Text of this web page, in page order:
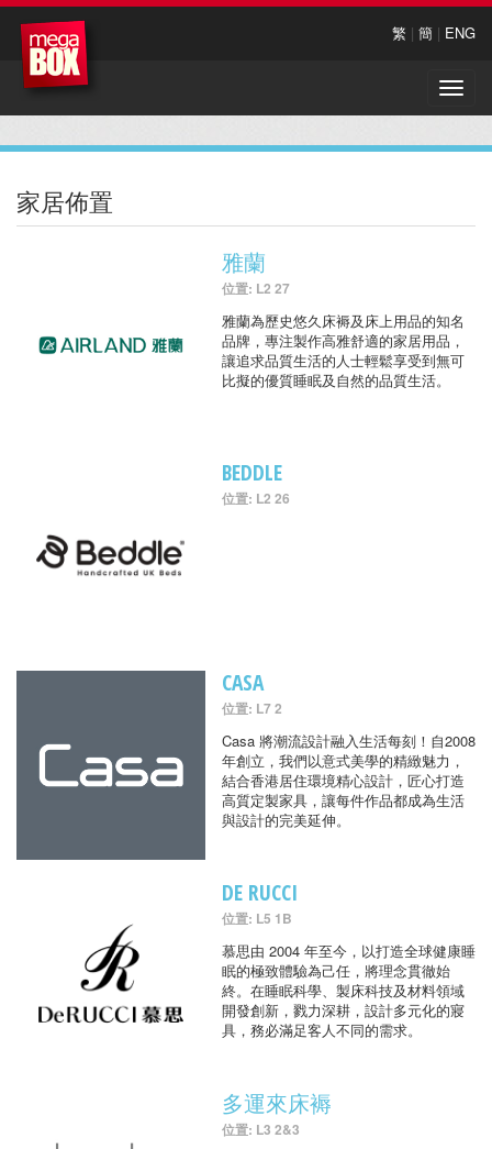
繁 | 簡 | ENG
Toggle
家居佈置
雅蘭
位置: L2 27
雅蘭為歷史悠久床褥及床上用品的知名
品牌，專注製作高雅舒適的家居用品，
讓追求品質生活的人士輕鬆享受到無可
比擬的優質睡眠及自然的品質生活。
BEDDLE
位置: L2 26
CASA
位置: L7 2
Casa 將潮流設計融入生活每刻！自2008
年創立，我們以意式美學的精緻魅力，
結合香港居住環境精心設計，匠心打造
高質定製家具，讓每件作品都成為生活
與設計的完美延伸。
DE RUCCI
位置: L5 1B
慕思由 2004 年至今，以打造全球健康睡
眠的極致體驗為己任，將理念貫徹始
終。在睡眠科學、製床科技及材料領域
開發創新，戮力深耕，設計多元化的寢
具，務必滿足客人不同的需求。
多運來床褥
位置: L3 2&3